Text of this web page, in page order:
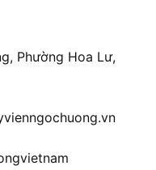
Phường Hoa Lư,